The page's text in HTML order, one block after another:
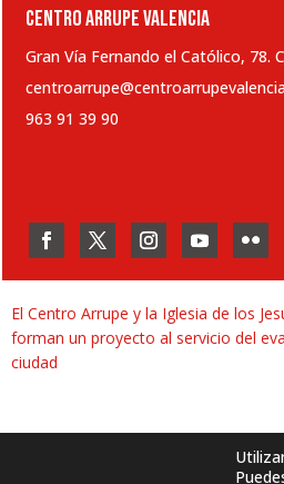
CENTRO ARRUPE VALENCIA
Gran Vía Fernando el Católico, 78.
963 91 39 90
El Centro Arrupe y la Iglesia de los
forman un proyecto al servicio del
ciudad